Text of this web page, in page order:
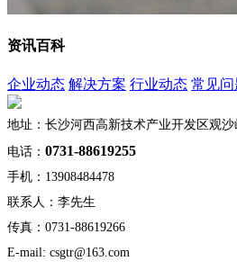
资讯百科
企业动态 解决方案 行业动态 常见问
地址：长沙河西高新技术产业开发区观沙
电话： 0731-88619255
手机：13908484478
联系人：李先生
传真：0731-88619266
E-mail: csgtr@163.com